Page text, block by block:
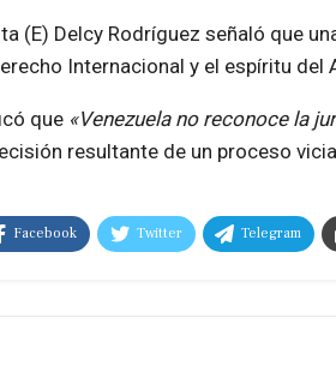
(E) Delcy Rodríguez señaló que
Internacional y el espíritu del
que «Venezuela no reconoce la
resultante de un proceso
Facebook Twitter Telegram